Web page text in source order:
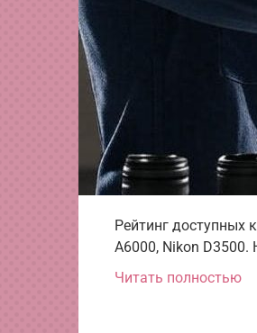
Рейтинг доступных
A6000, Nikon
Читать полностью